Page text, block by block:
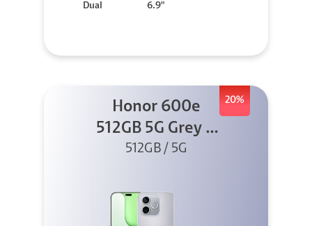
Dual
6.9"
20%
Honor 600e
512GB 5G Grey +
45W
512GB / 5G